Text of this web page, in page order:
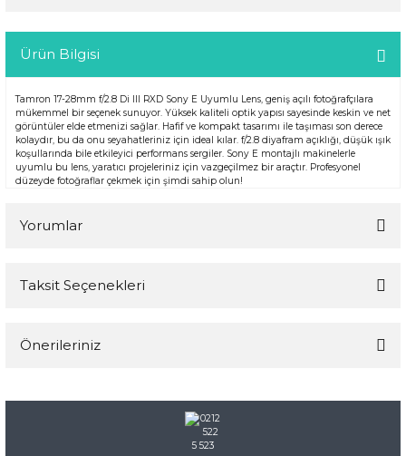
Ürün Bilgisi
Tamron 17-28mm f/2.8 Di III RXD Sony E Uyumlu Lens, geniş açılı fotoğrafçılara
mükemmel bir seçenek sunuyor. Yüksek kaliteli optik yapısı sayesinde keskin ve net
görüntüler elde etmenizi sağlar. Hafif ve kompakt tasarımı ile taşıması son derece
kolaydır, bu da onu seyahatleriniz için ideal kılar. f/2.8 diyafram açıklığı, düşük ışık
koşullarında bile etkileyici performans sergiler. Sony E montajlı makinelerle
uyumlu bu lens, yaratıcı projeleriniz için vazgeçilmez bir araçtır. Profesyonel
düzeyde fotoğraflar çekmek için şimdi sahip olun!
Yorumlar
Taksit Seçenekleri
Önerileriniz
konularda yetersiz gördüğünüz noktaları öneri formunu
kullanarak tarafımıza iletebilirsiniz.
Görüş ve önerileriniz için teşekkür ederiz.